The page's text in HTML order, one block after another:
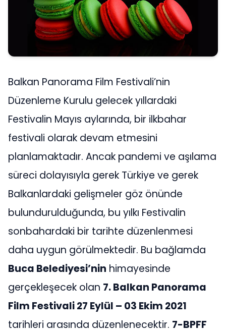
Balkan Panorama Film Festivali’nin
Düzenleme Kurulu gelecek yıllardaki
Festivalin Mayıs aylarında, bir ilkbahar
festivali olarak devam etmesini
planlamaktadır. Ancak pandemi ve aşılama
süreci dolayısıyla gerek Türkiye ve gerek
Balkanlardaki gelişmeler göz önünde
bulundurulduğunda, bu yılkı Festivalin
sonbahardaki bir tarihte düzenlenmesi
daha uygun görülmektedir. Bu bağlamda
Buca Belediyesi’nin himayesinde
gerçekleşecek olan 7. Balkan Panorama
Film Festivali 27 Eylül – 03 Ekim 2021
tarihleri arasında düzenlenecektir. 7-BPFF